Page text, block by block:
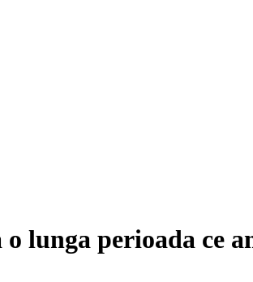
lunga perioada ce